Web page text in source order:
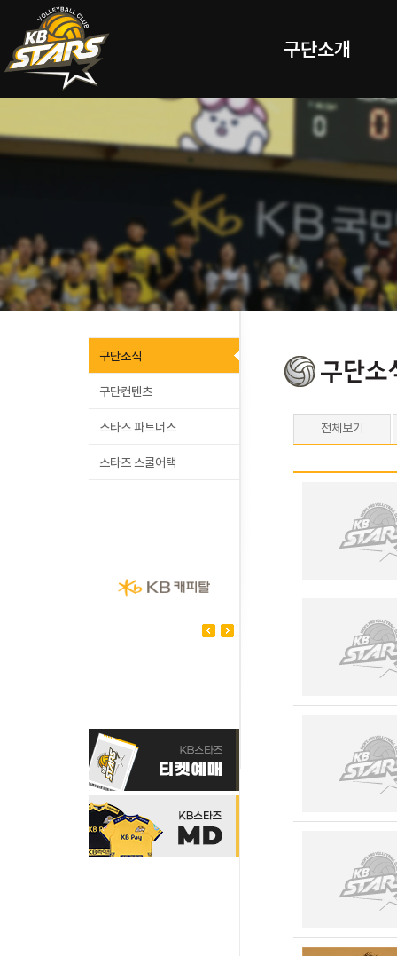
구단소개
구단소식
구단컨텐츠
스타즈 파트너스
스타즈 스쿨어택
전체보기